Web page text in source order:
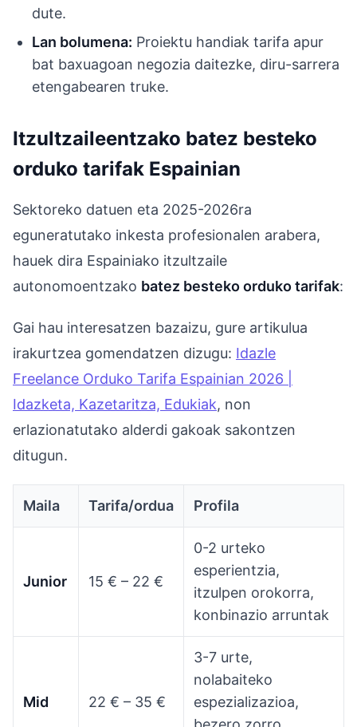
dute.
Lan bolumena: Proiektu handiak tarifa apur
bat baxuagoan negozia daitezke, diru-sarrera
etengabearen truke.
Itzultzaileentzako batez besteko
orduko tarifak Espainian
Sektoreko datuen eta 2025-2026ra
eguneratutako inkesta profesionalen arabera,
hauek dira Espainiako itzultzaile
autonomoentzako batez besteko orduko tarifak:
Gai hau interesatzen bazaizu, gure artikulua
irakurtzea gomendatzen dizugu: Idazle
Freelance Orduko Tarifa Espainian 2026 |
Idazketa, Kazetaritza, Edukiak, non
erlazionatutako alderdi gakoak sakontzen
ditugun.
Maila Tarifa/ordua Profila
Junior 15 € – 22 €
0-2 urteko
esperientzia,
itzulpen orokorra,
konbinazio arruntak
Mid 22 € – 35 €
3-7 urte,
nolabaiteko
espezializazioa,